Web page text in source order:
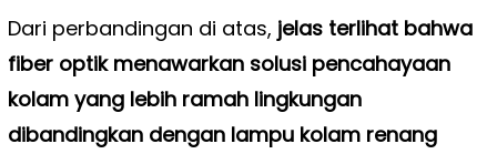
Dari perbandingan di atas, jelas terlihat bahwa
fiber optik menawarkan solusi pencahayaan
kolam yang lebih ramah lingkungan
dibandingkan dengan lampu kolam renang